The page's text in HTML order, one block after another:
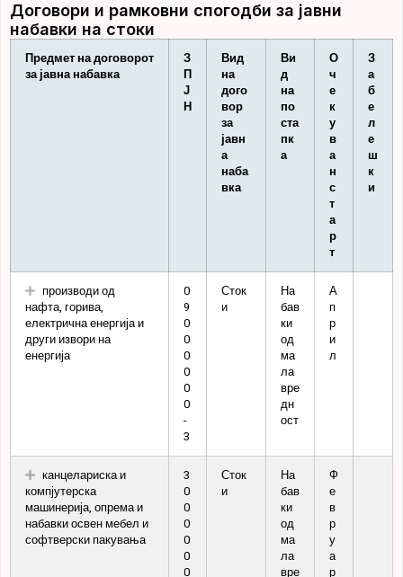
Договори и рамковни спогодби за јавни
набавки на стоки
Предмет на договорот
за јавна набавка
З
П
Ј
Н
Вид
на
дого
вор
за
јавн
а
наба
вка
Ви
д
на
по
ста
пк
а
О
ч
е
к
у
в
а
н
с
т
а
р
т
З
а
б
е
л
е
ш
к
и
производи од
нафта, горива,
електрична енергија и
други извори на
енергија
0
9
0
0
0
0
0
0
-
3
Сток
и
На
бав
ки
од
ма
ла
вре
дн
ост
А
п
р
и
л
канцелариска и
компјутерска
машинерија, опрема и
набавки освен мебел и
софтверски пакувања
3
0
0
0
0
0
0
Сток
и
На
бав
ки
од
ма
ла
вре
Ф
е
в
р
у
а
р